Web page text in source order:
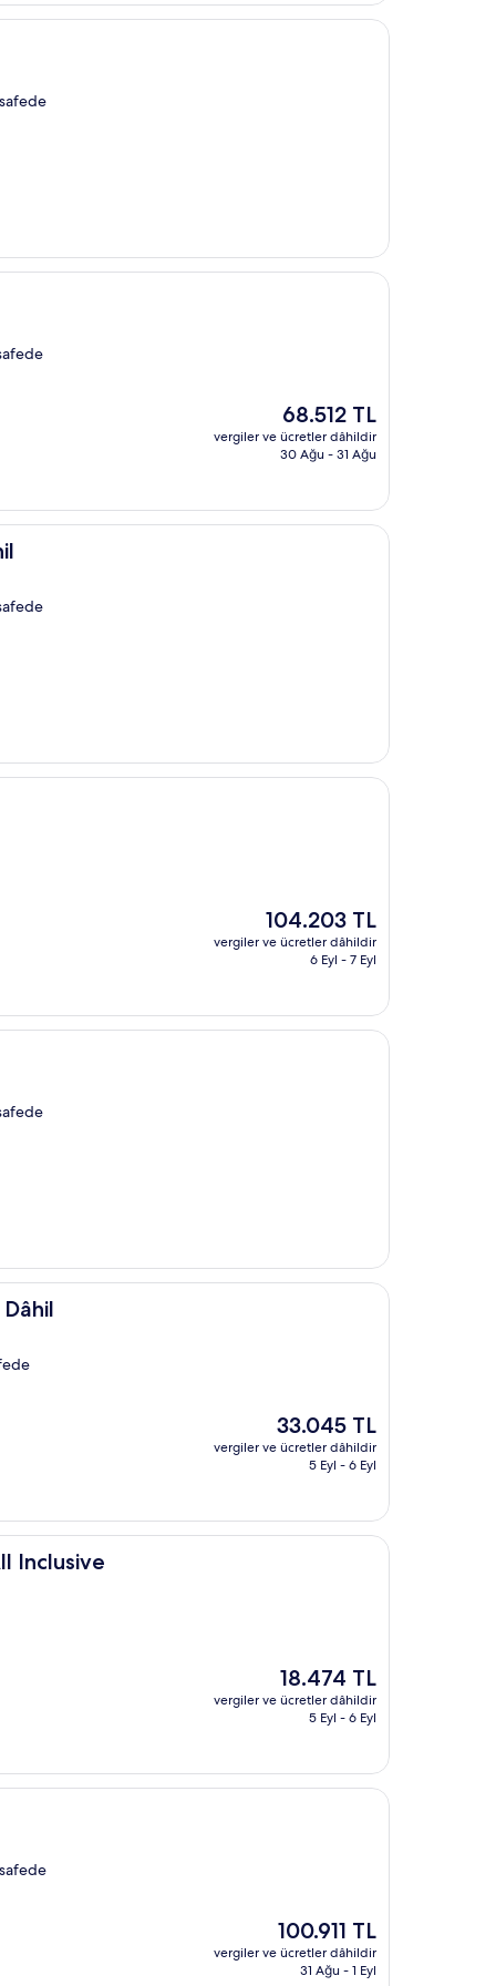
Güncel
fiyat:
68.512 TL
68.512 TL
vergiler ve ücretler dâhildir
30 Ağu - 31 Ağu
Güncel
fiyat:
104.203 TL
104.203 TL
vergiler ve ücretler dâhildir
6 Eyl - 7 Eyl
Güncel
fiyat:
33.045 TL
33.045 TL
vergiler ve ücretler dâhildir
5 Eyl - 6 Eyl
Inclusive
Güncel
fiyat:
18.474 TL
18.474 TL
vergiler ve ücretler dâhildir
5 Eyl - 6 Eyl
Güncel
fiyat:
100.911 TL
100.911 TL
vergiler ve ücretler dâhildir
31 Ağu - 1 Eyl